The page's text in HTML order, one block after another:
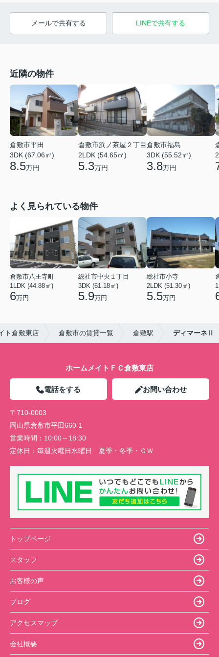
メールで共有する LINEで共有する
近隣の物件
倉敷市平田
3DK (67.06㎡)
8.5万円
倉敷市浜ノ茶屋２丁目
2LDK (54.65㎡)
5.3万円
倉敷市福島
3DK (55.52㎡)
3.8万円
よく見られている物件
倉敷市八王寺町
1LDK (44.88㎡)
6万円
総社市中央１丁目
3DK (61.18㎡)
5.9万円
総社市小寺
2LDK (51.30㎡)
5.5万円
ト倉敷東店 倉敷市の賃貸一覧 倉敷駅 ディマーネⅡ
ホームメイトＦＣ倉敷東店
電話をする お問い合わせ
〒710-0003
岡山県倉敷市平田660-1
営業時間： 10:00～18:30
定休日： 毎週火曜日水曜日 夏季・冬季・ＧＷ
トップページ
スタッフ
お客様の声
ブログ
アクセスマップ
会社概要